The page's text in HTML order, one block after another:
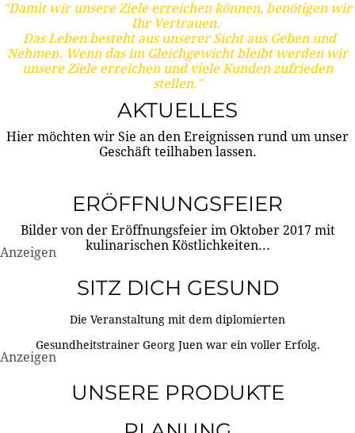
"Damit wir unsere Ziele erreichen können, benötigen wir
Ihr Vertrauen.
Das Leben besteht aus unserer Sicht aus Geben und
Nehmen. Wenn das im Gleichgewicht bleibt werden wir
unsere Ziele erreichen und viele Kunden zufrieden
stellen."
AKTUELLES
Hier möchten wir Sie an den Ereignissen rund um unser
Geschäft teilhaben lassen.
ERÖFFNUNGSFEIER
Bilder von der Eröffnungsfeier im Oktober 2017 mit
kulinarischen Köstlichkeiten...
Anzeigen
SITZ DICH GESUND
Die Veranstaltung mit dem diplomierten
Gesundheitstrainer Georg Juen war ein voller Erfolg.
Anzeigen
UNSERE PRODUKTE